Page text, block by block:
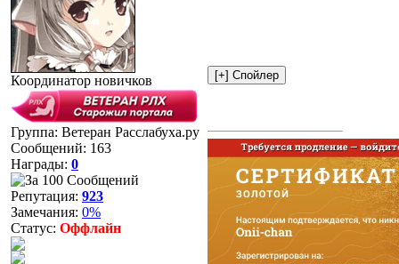
Координатор новичков
Группа: Ветеран Расслабуха.ру
Сообщений: 163
Награды: 0
Репутация: 923
Замечания: 0%
Статус: Оффлайн